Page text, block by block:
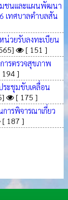
ชนเเละแผนพัฒนา
เทศบาลตำบลสัน
น่วยรับลงทะเบียน
[ 151 ]
การตรวจสุขภาพ
194 ]
ระชุมขับเคลื่อน
[ 175 ]
ารพิจารณาเกี่ยว
[ 187 ]